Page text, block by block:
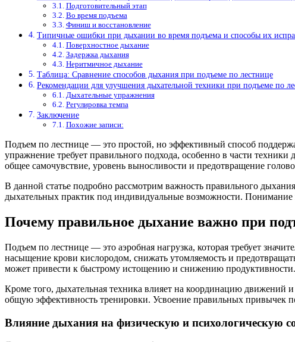
Подготовительный этап
Во время подъема
Финиш и восстановление
Типичные ошибки при дыхании во время подъема и способы их
Поверхностное дыхание
Задержка дыхания
Неритмичное дыхание
Таблица: Сравнение способов дыхания при подъеме по лестнице
Рекомендации для улучшения дыхательной техники при подъеме по
Дыхательные упражнения
Регулировка темпа
Заключение
Похожие записи:
Подъем по лестнице — это простой, но эффективный способ
упражнение требует правильного подхода, особенно в части
общее самочувствие, уровень выносливости и предотвращение
В данной статье подробно рассмотрим важность правильного
дыхательных практик под индивидуальные возможности.
Почему правильное дыхание важно при
Подъем по лестнице — это аэробная нагрузка, которая требует
насыщение крови кислородом, снижать утомляемость и
может привести к быстрому истощению и снижению продуктивности.
Кроме того, дыхательная техника влияет на координацию движений
общую эффективность тренировки. Усвоение правильных привычек
Влияние дыхания на физическую и психологическую